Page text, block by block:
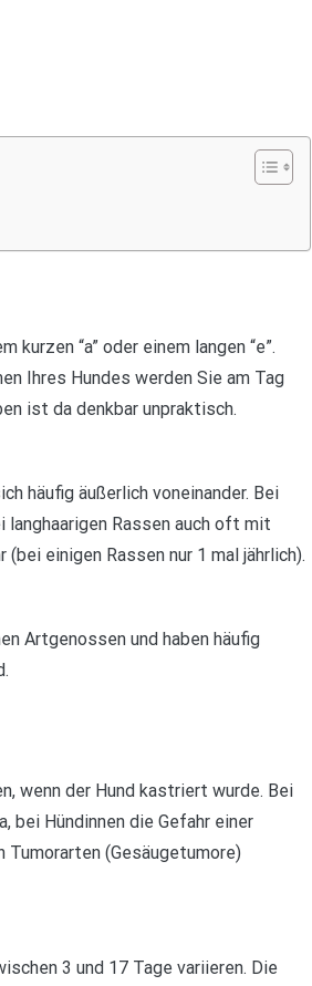
“a” oder einem langen “e”.
Ihres Hundes werden Sie am Tag
ist da denkbar unpraktisch.
häufig äußerlich voneinander. Bei
Rassen auch oft mit
einigen Rassen nur 1 mal jährlich).
Artgenossen und haben häufig
wenn der Hund kastriert wurde. Bei
bei Hündinnen die Gefahr einer
(Gesäugetumore)
3 und 17 Tage variieren. Die